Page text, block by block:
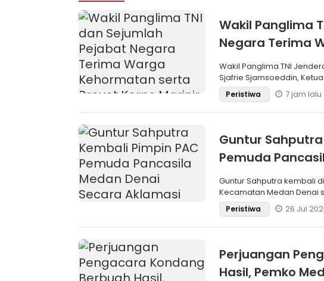
Wakil Panglima
Negara Terima
Brevet Korps
Wakil Panglima TNI
Sjafrie Sjamsoeddin, Ketua
Peristiwa 7 jam lalu
Guntur
Pemuda
Aklamasi
Guntur Sahputra kembali
Kecamatan Medan Denai
Pemilihan
Peristiwa 26 Jul
Perjuangan
Hasil, Pemko